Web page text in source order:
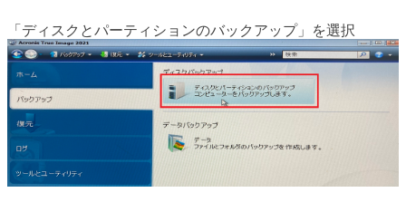
「ディスクとパーティションのバックアップ」を選択